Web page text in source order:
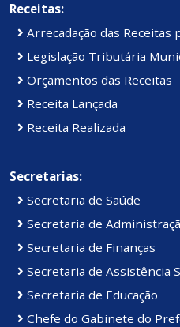
Receitas:
Arrecadação das Receitas
Legislação Tributária
Orçamentos das Receitas
Receita Lançada
Receita Realizada
Secretarias:
Secretaria de Saúde
Secretaria de
Secretaria de Finanças
Secretaria de Assistência
Secretaria de Educação
Chefe do Gabinete do